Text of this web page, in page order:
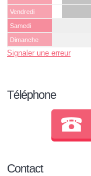
Vendredi
Samedi
Dimanche
Signaler une erreur
Téléphone
Contact